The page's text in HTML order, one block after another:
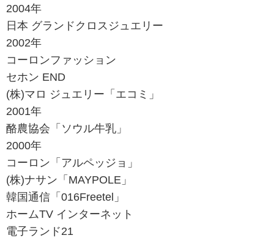
2004年
日本 グランドクロスジュエリー
2002年
コーロンファッション
セホン END
(株)マロ ジュエリー「エコミ」
2001年
酪農協会「ソウル牛乳」
2000年
コーロン「アルペッジョ」
(株)ナサン「MAYPOLE」
韓国通信「016Freetel」
ホームTV インターネット
電子ランド21